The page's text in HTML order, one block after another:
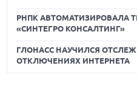
РНПК АВТОМАТИЗИРОВАЛА
«СИНТЕГРО КОНСАЛТИНГ»
ГЛОНАСС НАУЧИЛСЯ
ОТКЛЮЧЕНИЯХ ИНТЕРНЕТА